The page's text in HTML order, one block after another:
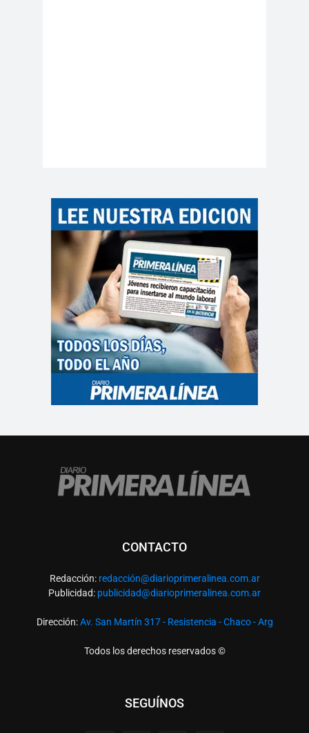
CONTACTO
Redacción: redacción@diarioprimeralinea.com.ar
Publicidad: publicidad@diarioprimeralinea.com.ar
Dirección:Av. San Martín 317 - Resistencia - Chaco - Arg
Todos los derechos reservados ©
SEGUÍNOS